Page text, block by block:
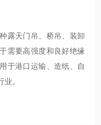
露天门吊、桥吊、装卸
需要高强度和良好绝缘
于港口运输、造纸、自
。